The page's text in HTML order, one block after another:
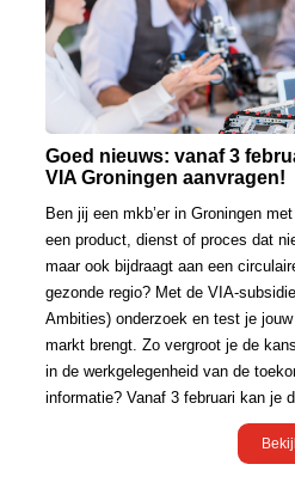
Goed nieuws: vanaf 3
VIA Groningen aanvragen!
Ben jij een mkb’er in Groningen
een product, dienst of proces dat
maar ook bijdraagt aan een
gezonde regio? Met de VIA-
Ambities) onderzoek en test je
markt brengt. Zo vergroot je de
in de werkgelegenheid van de
informatie? Vanaf 3 februari kan je